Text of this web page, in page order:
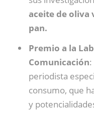
aceite de oliva
pan.
Premio a la
Comunicación
periodista
consumo, que
y